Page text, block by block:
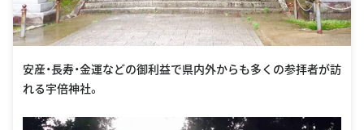
安産・長寿・金運などの御利益で県内外からも多くの参拝者が訪
れる宇倍神社。